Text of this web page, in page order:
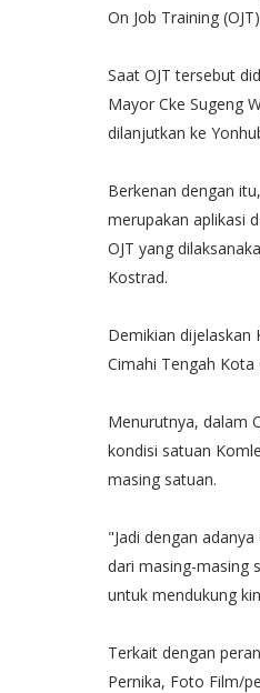
On Job Training
Saat OJT tersebut
Mayor Cke Sugeng
dilanjutkan ke
Berkenan dengan
merupakan aplikasi
OJT yang
Kostrad.
Demikian dijelaskan
Cimahi Tengah Kota
Menurutnya, dalam
kondisi satuan
masing satuan.
"Jadi dengan
dari masing-masing
untuk mendukung
Terkait dengan
Pernika, Foto Film/